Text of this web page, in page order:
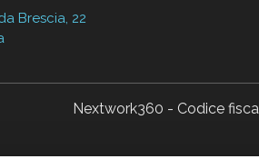
Brescia, 22
Nextwork360 - Codice